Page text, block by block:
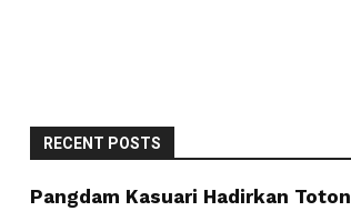
RECENT POSTS
Pangdam Kasuari Hadirkan Toton